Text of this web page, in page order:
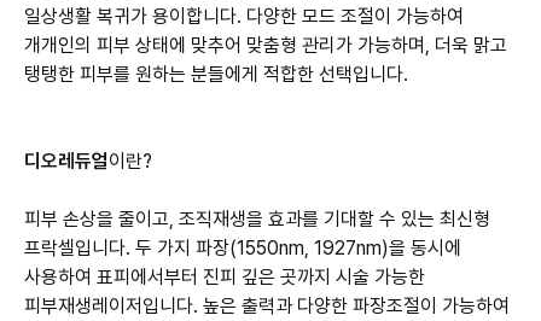
일상생활 복귀가 용이합니다. 다양한 모드 조절이 가능하여
개개인의 피부 상태에 맞추어 맞춤형 관리가 가능하며, 더욱 맑고
탱탱한 피부를 원하는 분들에게 적합한 선택입니다.
디오레듀얼이란?
피부 손상을 줄이고, 조직재생을 효과를 기대할 수 있는 최신형
프락셀입니다. 두 가지 파장(1550nm, 1927nm)을 동시에
사용하여 표피에서부터 진피 깊은 곳까지 시술 가능한
피부재생레이저입니다. 높은 출력과 다양한 파장조절이 가능하여